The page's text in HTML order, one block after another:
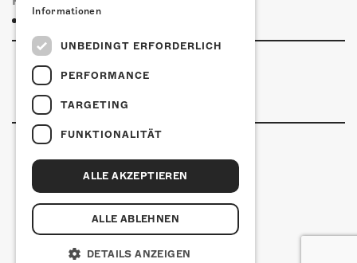
Kulturfabrik Kofmehl
Kofmehlweg 1
+41 32 621 20 60
Informationen
UNBEDINGT ERFORDERLICH
PERFORMANCE
TARGETING
FUNKTIONALITÄT
ALLE AKZEPTIEREN
ALLE ABLEHNEN
DETAILS ANZEIGEN